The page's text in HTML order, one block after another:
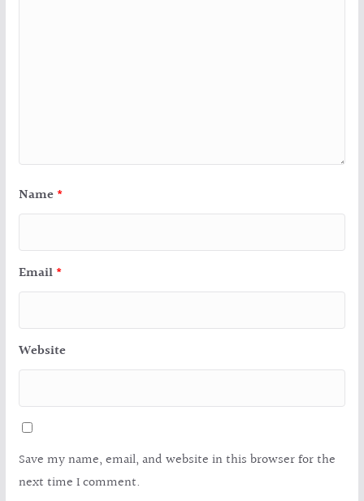
Name *
Email *
Website
Save my name, email, and website in this browser for the
next time I comment.